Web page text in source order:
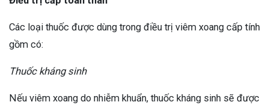
Các loại thuốc được dùng trong điều trị viêm xoang cấp tính
gồm có:
Thuốc kháng sinh
Nếu viêm xoang do nhiễm khuẩn, thuốc kháng sinh sẽ được